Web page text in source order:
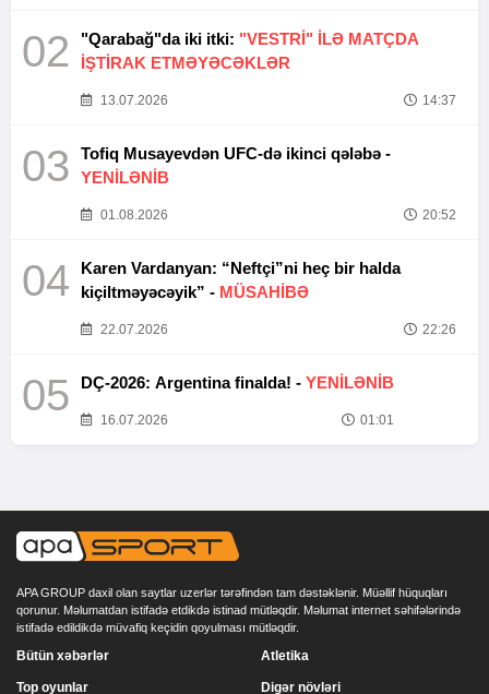
02 "Qarabağ"da iki itki: "VESTRİ" İLƏ MATÇDA
İŞTİRAK ETMƏYƏCƏKLƏR
13.07.2026 14:37
03
Tofiq Musayevdən UFC-də ikinci qələbə -
YENİLƏNİB
01.08.2026 20:52
04
Karen Vardanyan: “Neftçi”ni heç bir halda
kiçiltməyəcəyik” - MÜSAHİBƏ
22.07.2026 22:26
05 DÇ-2026: Argentina finalda! - YENİLƏNİB
16.07.2026 01:01
APA GROUP daxil olan saytlar uzerlər tərəfindən tam dəstəklənir. Müəllif hüquqları
qorunur. Məlumatdan istifadə etdikdə istinad mütləqdir. Məlumat internet səhifələrində
istifadə edildikdə müvafiq keçidin qoyulması mütləqdir.
Bütün xəbərlər
Top oyunlar
Atletika
Digər növləri